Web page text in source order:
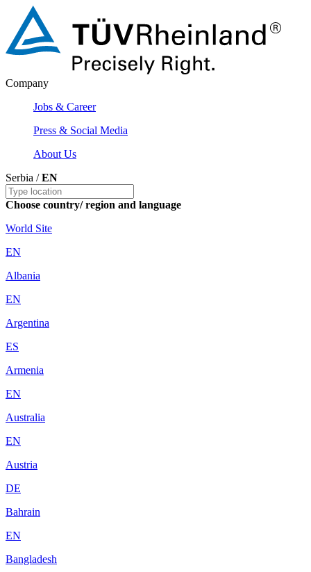
Company
Jobs & Career
Press & Social Media
About Us
Serbia /EN
Choose country/ region and language
World Site
EN
Albania
EN
Argentina
ES
Armenia
EN
Australia
EN
Austria
DE
Bahrain
EN
Bangladesh